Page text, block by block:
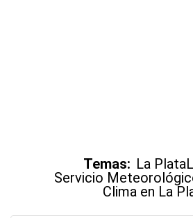
Temas: La Plata
Servicio
Clima en La